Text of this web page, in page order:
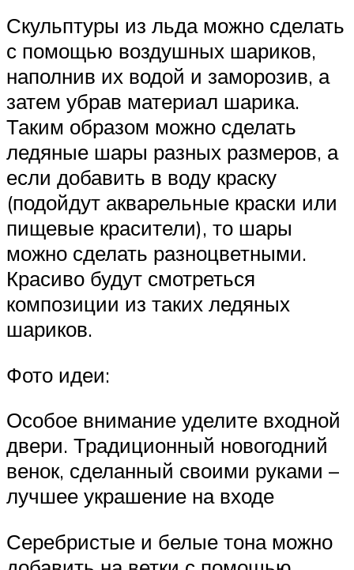
Скульптуры из льда можно сделать
с помощью воздушных шариков,
наполнив их водой и заморозив, а
затем убрав материал шарика.
Таким образом можно сделать
ледяные шары разных размеров, а
если добавить в воду краску
(подойдут акварельные краски или
пищевые красители), то шары
можно сделать разноцветными.
Красиво будут смотреться
композиции из таких ледяных
шариков.
Фото идеи:
Особое внимание уделите входной
двери. Традиционный новогодний
венок, сделанный своими руками –
лучшее украшение на входе
Серебристые и белые тона можно